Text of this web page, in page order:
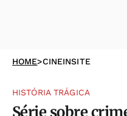
HOME>CINEINSITE
HISTÓRIA TRÁGICA
Série sobre